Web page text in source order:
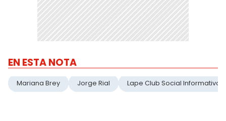
EN ESTA NOTA
Mariana Brey Jorge Rial Lape Club Social Informativo